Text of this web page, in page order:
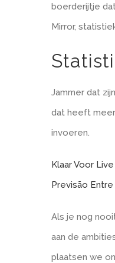
boerderijtje
Mirror,
Jammer dat
dat heeft
invoeren.
Klaar Voor
Previsão Entre
Als je nog
aan de
plaatsen we